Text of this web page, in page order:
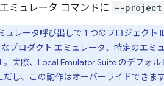
ミュレータ コマンドに --project
ュレータ呼び出しで 1 つのプロジェクト
プロダクト エミュレータ、特定のエミ
実際、 Local Emulator Suite のデフォル
し、この動作はオーバーライドできま